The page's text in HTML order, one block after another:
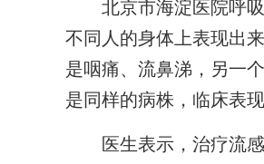
北京市海淀医院呼吸
不同人的身体上表现出
是咽痛、流鼻涕，另一
是同样的病株，临床表
医生表示，治疗流感